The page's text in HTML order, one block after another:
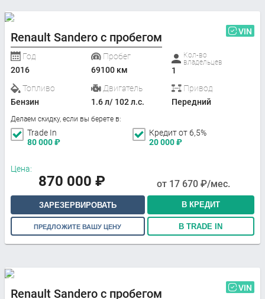
Renault Sandero с пробегом VIN
Год
2016
Пробег
69100 км
Кол-во
владельцев
1
Топливо
Бензин
Двигатель
1.6 л/ 102 л.с.
Привод
Передний
Делаем скидку, если вы берете в:
Trade In
80 000₽
Кредит от 6,5%
20 000₽
Цена:
870 000 ₽ от 17 670 ₽/мес.
ЗАРЕЗЕРВИРОВАТЬ В КРЕДИТ
ПРЕДЛОЖИТЕ ВАШУ ЦЕНУ В TRADE IN
Renault Sandero с пробегом VIN